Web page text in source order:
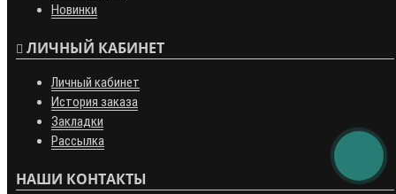
Новинки
ЛИЧНЫЙ КАБИНЕТ
Личный кабинет
История заказа
Закладки
Рассылка
НАШИ КОНТАКТЫ